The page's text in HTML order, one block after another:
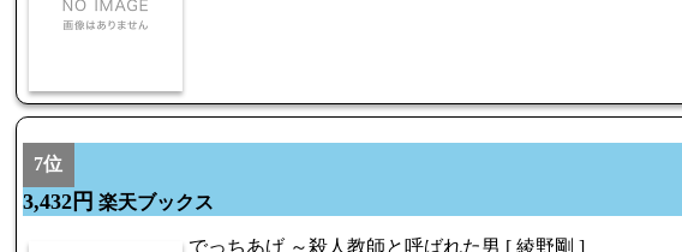
7位
3,432円 楽天ブックス
でっちあげ ～殺人教師と呼ばれた男 [ 綾野剛 ]